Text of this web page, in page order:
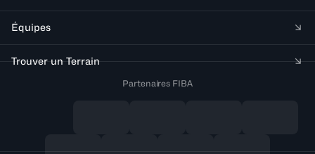
Équipes
Trouver un Terrain
Partenaires FIBA